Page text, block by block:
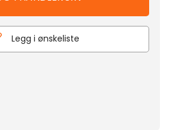
Legg i ønskeliste